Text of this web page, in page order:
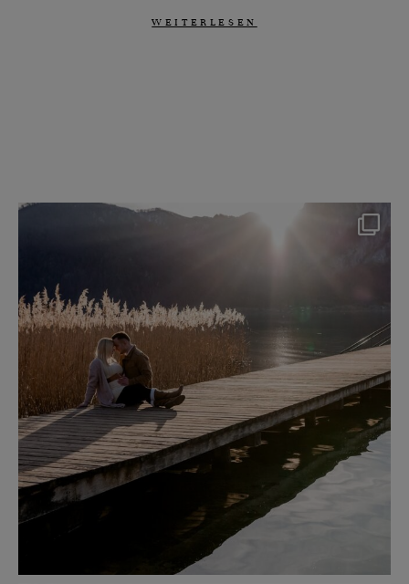
WEITERLESEN